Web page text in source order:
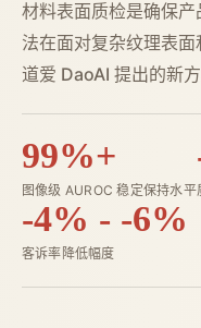
材料表面质检是确保
法在面对复杂纹理表
道爱 DaoAI 提出的新
99%+
图像级 AUROC 稳定保持水平
-4% - -6%
客诉率降低幅度